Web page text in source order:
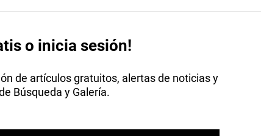
o inicia sesión!
de artículos gratuitos, alertas de noticias y
Búsqueda y Galería.